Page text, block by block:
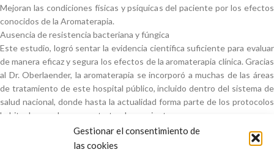
Gestionar el consentimiento de
las cookies
Mejoran las condiciones físicas y psíquicas del paciente por los efectos
conocidos de la Aromaterapia.
Ausencia de resistencia bacteriana y fúngica
Este estudio, logró sentar la evidencia científica suficiente para evaluar
de manera eficaz y segura los efectos de la aromaterapia clínica. Gracias
al Dr. Oberlaender, la aromaterapia se incorporó a muchas de las áreas
de tratamiento de este hospital público, incluido dentro del sistema de
salud nacional, donde hasta la actualidad forma parte de los protocolos
habituales con los que se trata a los pacientes.
Si eres médico o sanitario puedes obtener más información entrando en